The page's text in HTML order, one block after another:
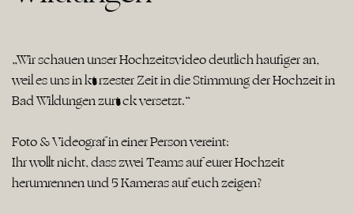
„Wir schauen unser Hochzeitsvideo deutlich häufiger an,
weil es uns in kürzester Zeit in die Stimmung der Hochzeit in
Bad Wildungen zurück versetzt.“
Foto & Videograf in einer Person vereint:
Ihr wollt nicht, dass zwei Teams auf eurer Hochzeit
herumrennen und 5 Kameras auf euch zeigen?